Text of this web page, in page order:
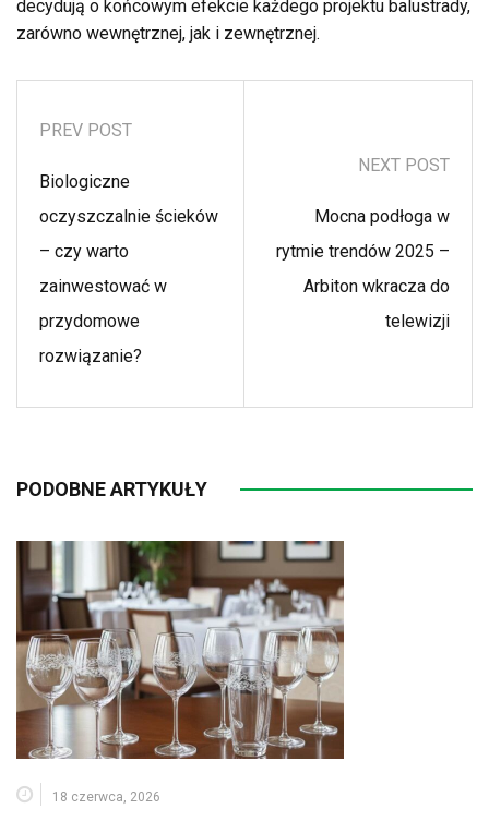
decydują o końcowym efekcie każdego projektu balustrady,
zarówno wewnętrznej, jak i zewnętrznej.
PREV POST
Biologiczne
oczyszczalnie ścieków
– czy warto
zainwestować w
przydomowe
rozwiązanie?
NEXT POST
Mocna podłoga w
rytmie trendów 2025 –
Arbiton wkracza do
telewizji
PODOBNE ARTYKUŁY
18 czerwca, 2026